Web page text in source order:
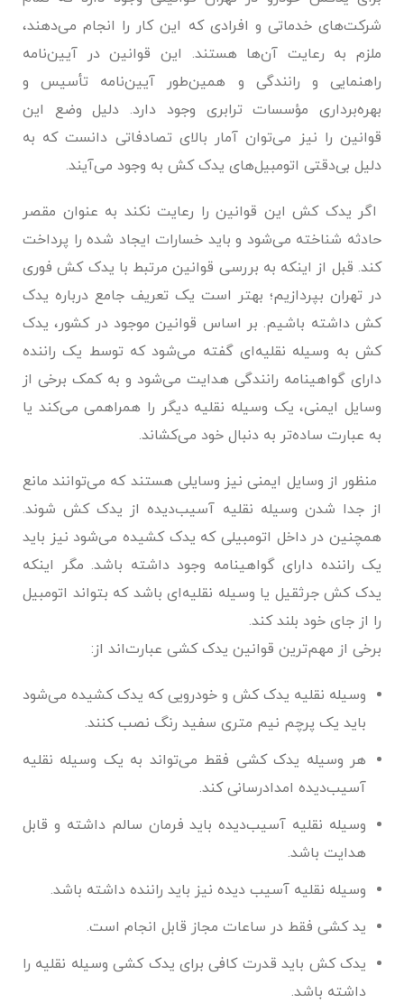
شرکت‌های خدماتی و افرادی که این کار را انجام می‌دهند،
ملزم به رعایت آن‌ها هستند. این قوانین در آیین‌نامه
راهنمایی و رانندگی و همین‌طور آیین‌نامه تأسیس و
بهره‌برداری مؤسسات ترابری وجود دارد. دلیل وضع این
قوانین را نیز می‌توان آمار بالای تصادفاتی دانست که به
دلیل بی‌دقتی اتومبیل‌های یدک کش به وجود می‌آیند.
اگر یدک کش این قوانین را رعایت نکند به عنوان مقصر
حادثه شناخته می‌شود و باید خسارات ایجاد شده را پرداخت
کند. قبل از اینکه به بررسی قوانین مرتبط با یدک کش فوری
در تهران بپردازیم؛ بهتر است یک تعریف جامع درباره یدک
کش داشته باشیم. بر اساس قوانین موجود در کشور، یدک
کش به وسیله نقلیه‌ای گفته می‌شود که توسط یک راننده
دارای گواهینامه رانندگی هدایت می‌شود و به کمک برخی از
وسایل ایمنی، یک وسیله نقلیه دیگر را همراهمی می‌کند یا
به عبارت ساده‌تر به دنبال خود می‌کشاند.
منظور از وسایل ایمنی نیز وسایلی هستند که می‌توانند مانع
از جدا شدن وسیله نقلیه آسیب‌دیده از یدک کش شوند.
همچنین در داخل اتومبیلی که یدک کشیده می‌شود نیز باید
یک راننده دارای گواهینامه وجود داشته باشد. مگر اینکه
یدک کش جرثقیل یا وسیله نقلیه‌ای باشد که بتواند اتومبیل
را از جای خود بلند کند.
برخی از مهم‌ترین قوانین یدک کشی عبارت‌اند از:
وسیله نقلیه یدک کش و خودرویی که یدک کشیده می‌شود
باید یک پرچم نیم متری سفید رنگ نصب کنند.
هر وسیله یدک کشی فقط می‌تواند به یک وسیله نقلیه
آسیب‌دیده امدادرسانی کند.
وسیله نقلیه آسیب‌دیده باید فرمان سالم داشته و قابل
هدایت باشد.
وسیله نقلیه آسیب دیده نیز باید راننده داشته باشد.
ید کشی فقط در ساعات مجاز قابل انجام است.
یدک کش باید قدرت کافی برای یدک کشی وسیله نقلیه را
داشته باشد.